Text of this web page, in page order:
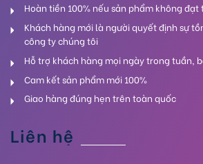
Hoàn tiền 100% nếu sản phẩm không đạt
Khách hàng mới là người quyết định sự
công ty chúng tôi
Hỗ trợ khách hàng mọi ngày trong tuần,
Cam kết sản phẩm mới 100%
Giao hàng đúng hẹn trên toàn quốc
Liên hệ